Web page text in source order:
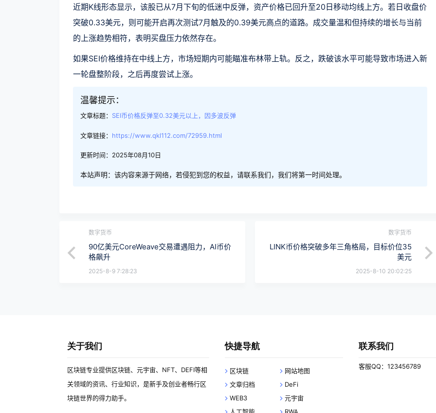
近期K线形态显示，该股已从7月下旬的低迷中反弹，资产价格已回升至20日移动均线上方。若日收盘价
突破0.33美元，则可能开启再次测试7月触及的0.39美元高点的道路。成交量温和但持续的增长与当前
的上涨趋势相符，表明买盘压力依然存在。
如果SEI价格维持在中线上方，市场短期内可能瞄准布林带上轨。反之，跌破该水平可能导致市场进入新
一轮盘整阶段，之后再度尝试上涨。
温馨提示：
文章标题： SEI币价格反弹至0.32美元以上，因多波反弹
文章链接： https://www.qkl112.com/72959.html
更新时间：2025年08月10日
本站声明：该内容来源于网络，若侵犯到您的权益，请联系我们，我们将第一时间处理。
数字货币
90亿美元CoreWeave交易遭遇阻力，AI币价
格飙升
2025-8-9 7:28:23
数字货币
LINK币价格突破多年三角格局，目标价位35
美元
2025-8-10 20:02:25
关于我们
区块链专业提供区块链、元宇宙、NFT、DEFI等相
关领域的资讯、行业知识，是新手及创业者畅行区
块链世界的得力助手。
快捷导航
区块链
网站地图
文章归档
DeFi
WEB3
元宇宙
联系我们
客服QQ：123456789